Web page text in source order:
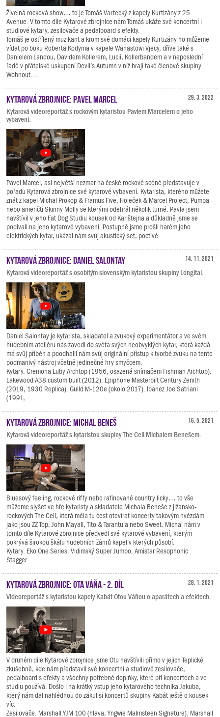
Živelná rocková show… to je Tomáš Vartecký z kapely Kurtizány z 25.
Avenue. V tomto díle Kytarové zbrojnice nám Tomáš ukáže své koncertní i
studiové kytary, zesilovače a pedalboard s efekty.
Tomáš je ostřílený muzikant a krom své domácí kapely Kurtizány ho můžeme
vídat po boku Roberta Kodyma v kapele Wanastowi Vjecy, dříve také s
Danielem Landou, Davidem Kollerem, Lucií, Kollerbandem a v neposlední
řadě v přátelské uskupení Devil’s Autumn v níž hrají také členové skupiny
Wohnout....
29. 3. 2022
Kytarová zbrojnice: Pavel Marcel
Kytarová videoreportáž s rockovým kytaristou Pavlem Marcelem o jeho
vybavení.
Pavel Marcel, asi největší nezmar na české rockové scéně představuje v
pořadu Kytarová zbrojnice své kytarové vybavení. Kytarista, kterého můžete
znát z kapel Michal Prokop & Framus Five, Holeček & Marcel Project, Pumpa
nebo američtí Skinny Molly se kterými odehrál několik turné. Pavla jsem
navštívil v jeho Fat Dog Studiu kousek od Karlštejna a důkladně jsme se
podívali na jeho kytarové vybavení. Postupně jsme prošli harém jeho
elektrických kytar, ukázal nám svůj akustický set, poctivé...
14. 11. 2021
Kytarová zbrojnice: Daniel Salontay
Kytarová videoreportáž s osobitým slovenským kytaristou skupiny Longital.
Daniel Salontay je kytarista, skladatel a zvukový experimentátor a ve svém
hudebním ateliéru nás zavedl do světa svých neobvyklých kytar, která každá
má svůj příběh a poodhalil nám svůj originální přístup k tvorbě zvuku na tento
podmanivý nástroj včetně jedinečné hry smyčcem.
Kytary. Cremona Luby Archtop (1956, osazená snímačem Fishman Archtop).
Lakewood A38 custom built (2012). Epiphone Masterbilt Century Zenith
(2019, 1930 Replica). Guild M-120e (okolo 2017). Ibanez Joe Satriani
(1991,...
16. 5. 2021
Kytarová zbrojnice: Michal Beneš
Kytarová videoreportáž s kytaristou skupiny The Cell Michalem Benešem.
Bluesový feeling, rockové riffy nebo rafinované country licky… to vše
můžeme slyšet ve hře kytaristy a skladatele Michala Beneše z jižansko-
rockových The Cell, která měla tu čest otevírat koncerty takovým hvězdám
jako jsou ZZ Top, John Mayall, Tito & Tarantula nebo Sweet. Michal nám v
tomto díle Kytarové zbrojnice předvedl své kytarové vybavení, kterým
pokrývá širokou škálu hudebních žánrů kapel v kterých působí.
Kytary. Eko One Series. Vidimský Super Jumbo. Amistar Resophonic
Stagger...
28. 1. 2021
Kytarová zbrojnice: Ota Váňa - 2. díl
Videoreportáž s kytaristou kapely Kabát Otou Váňou o aparátech a efektech.
V druhém díle Kytarové zbrojnice jsme Otu navštívili přímo v jejich Teplické
zkušebně, kde nám představil své koncertní a studiové zesilovače,
pedalboard s efekty a všechny potřebné doplňky, které při koncertech a ve
studiu používá. Došlo i na krátký vstup jeho kytarového technika Jakuba,
který nám dal nahlédnou do zákulisí koncertů skupiny Kabát ještě o kousek
víc.
Zesilovače. Marshall YJM 100 (hlava, Yngwie Malmsteen Signature). Marshall